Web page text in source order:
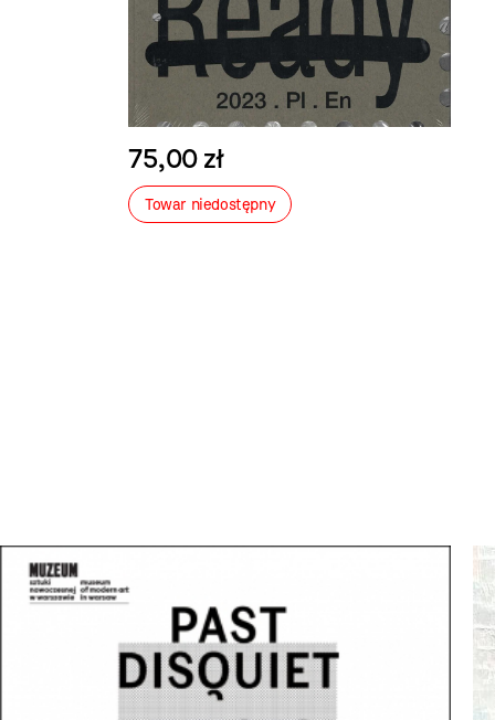
75,00 zł
Towar niedostępny